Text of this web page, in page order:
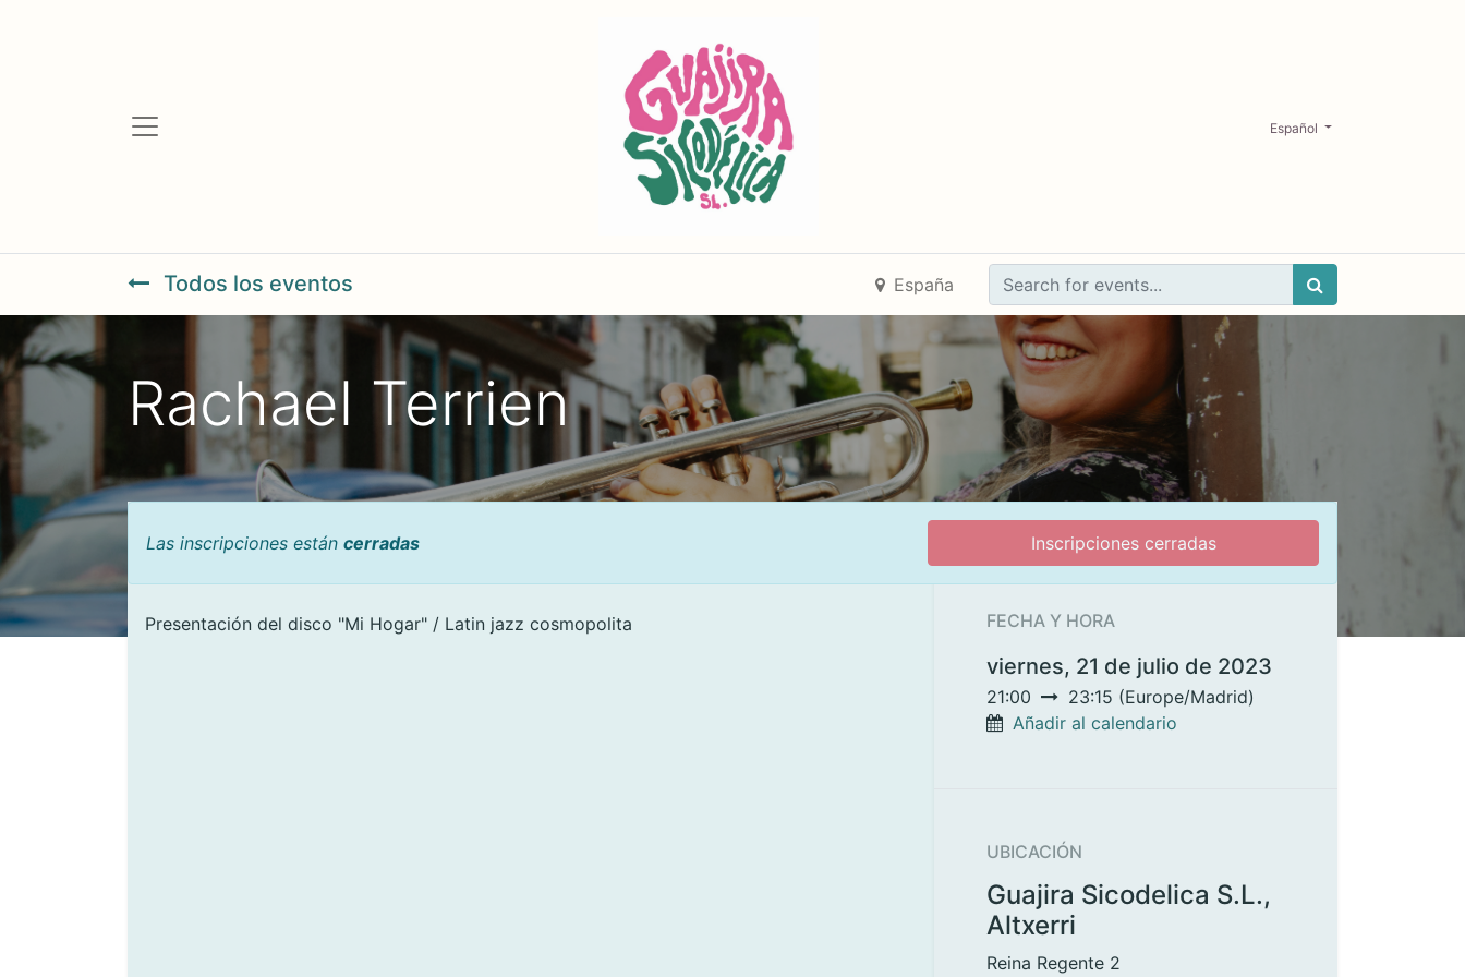
Español
Todos los eventos España
Rachael Terrien
Las inscripciones están cerradas Inscripciones cerradas
Presentación del disco "Mi Hogar" / Latin jazz cosmopolita FECHA Y HORA
viernes, 21 de julio de 2023
21:00 23:15 (Europe/Madrid)
Añadir al calendario
UBICACIÓN
Guajira Sicodelica S.L.,
Altxerri
Reina Regente 2